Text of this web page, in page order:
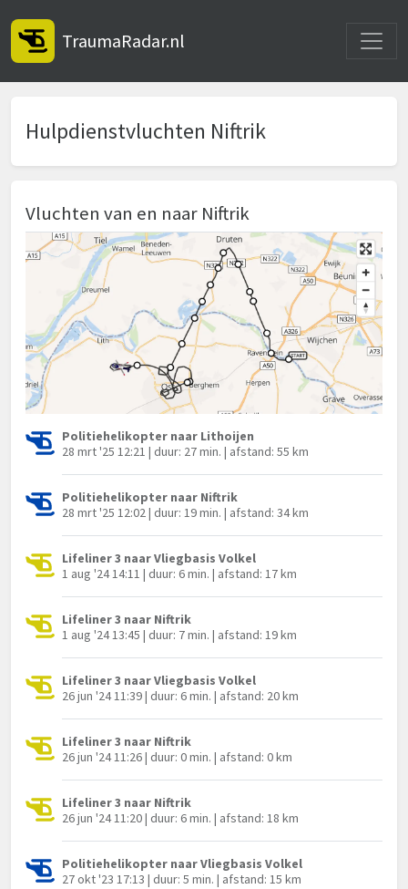
TraumaRadar.nl
Hulpdienstvluchten Niftrik
Vluchten van en naar Niftrik
Politiehelikopter naar Lithoijen
28 mrt '25 12:21 | duur: 27 min. | afstand: 55 km
Politiehelikopter naar Niftrik
28 mrt '25 12:02 | duur: 19 min. | afstand: 34 km
Lifeliner 3 naar Vliegbasis Volkel
1 aug '24 14:11 | duur: 6 min. | afstand: 17 km
Lifeliner 3 naar Niftrik
1 aug '24 13:45 | duur: 7 min. | afstand: 19 km
Lifeliner 3 naar Vliegbasis Volkel
26 jun '24 11:39 | duur: 6 min. | afstand: 20 km
Lifeliner 3 naar Niftrik
26 jun '24 11:26 | duur: 0 min. | afstand: 0 km
Lifeliner 3 naar Niftrik
26 jun '24 11:20 | duur: 6 min. | afstand: 18 km
Politiehelikopter naar Vliegbasis Volkel
27 okt '23 17:13 | duur: 5 min. | afstand: 15 km